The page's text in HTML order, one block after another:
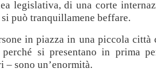
legislativa, di una corte
si può tranquillamene beffare.
in piazza in una piccola città
perché si presentano in prima
– sono un’enormità.